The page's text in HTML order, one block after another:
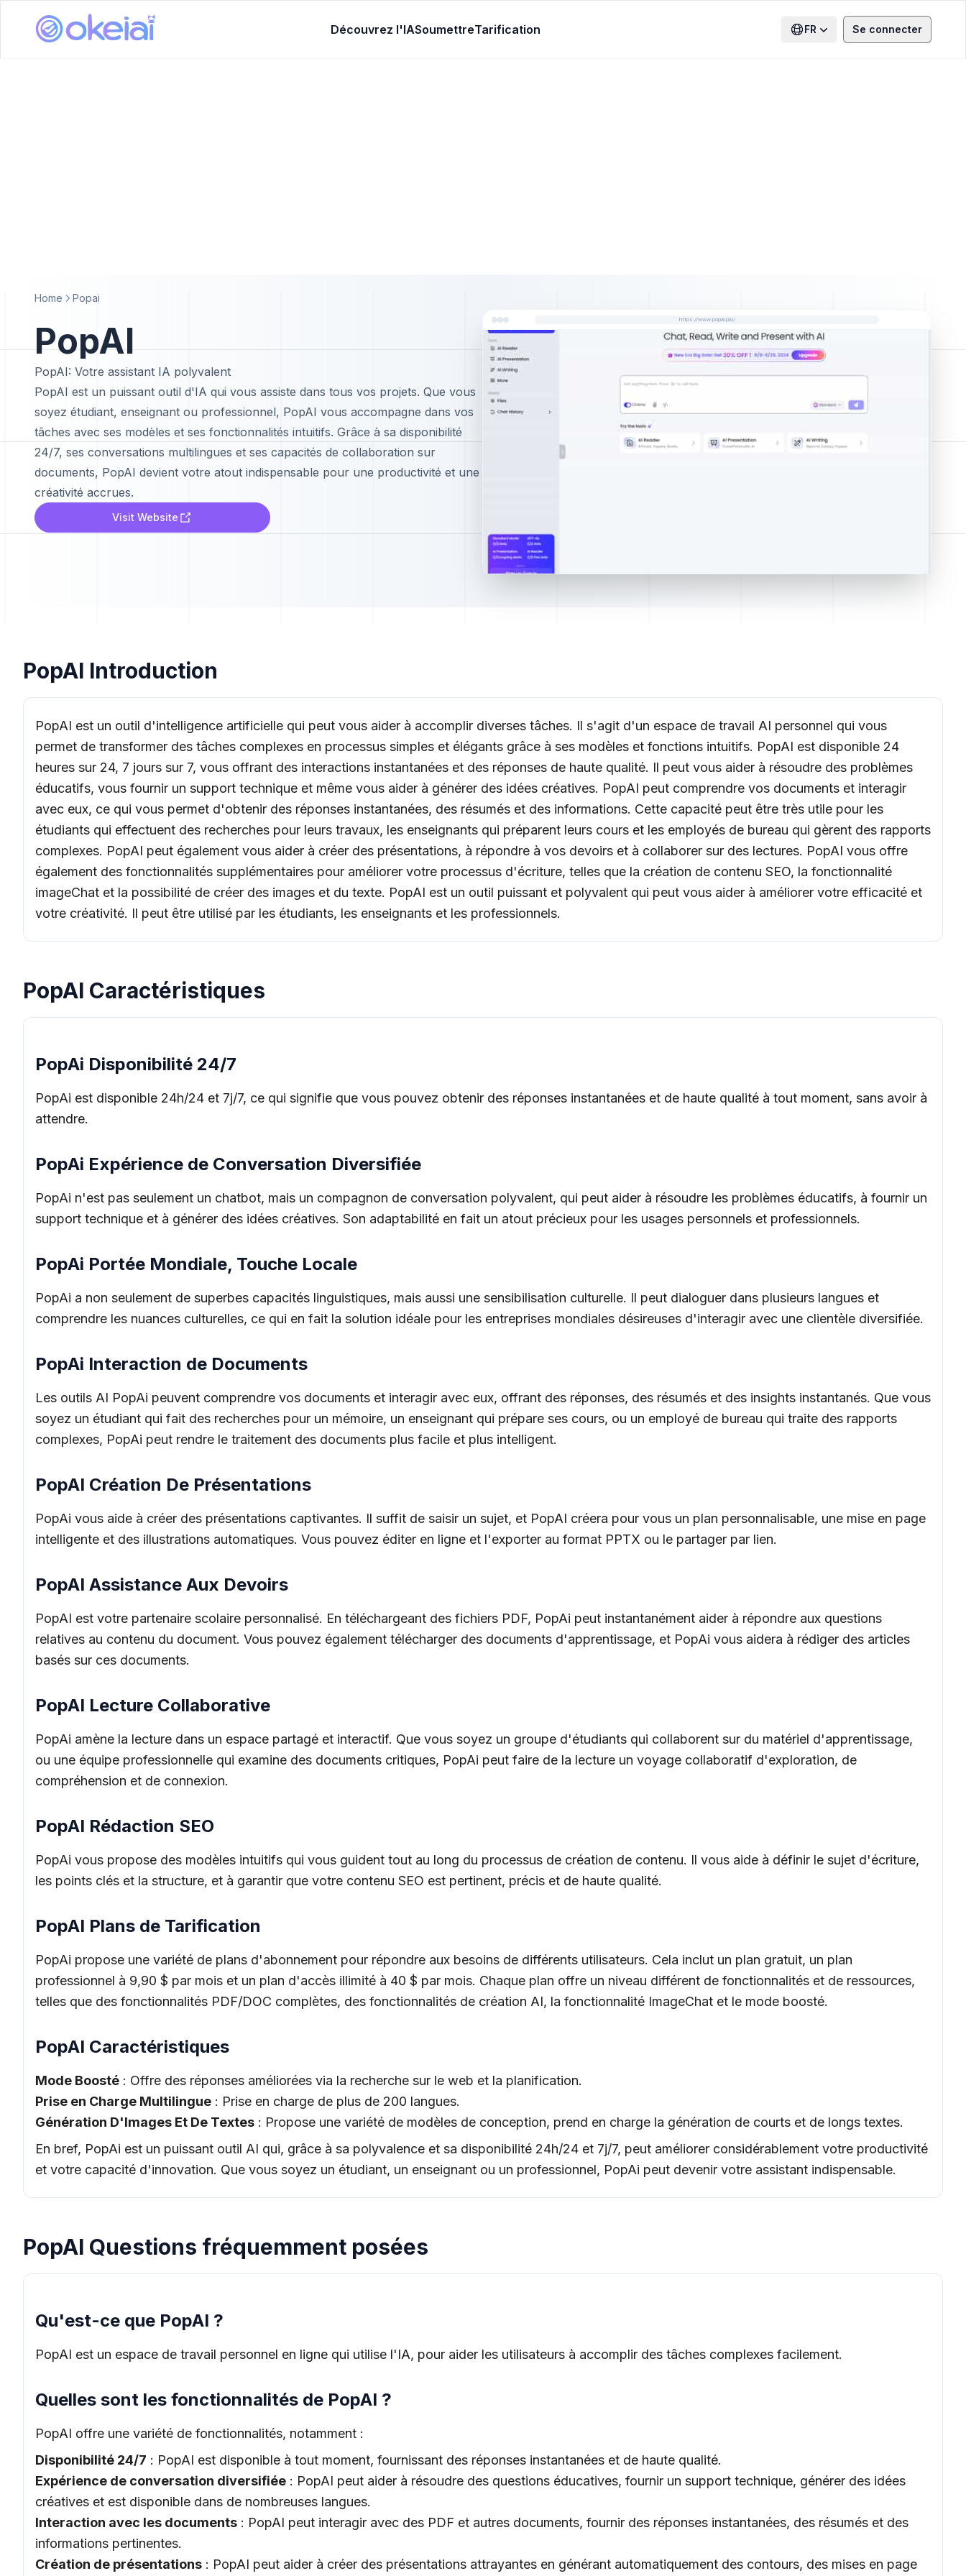
Découvrez l'IASoumettreTarification FR Se connecter
Home Popai
PopAI
PopAI: Votre assistant IA polyvalent
PopAI est un puissant outil d'IA qui vous assiste dans tous vos projets. Que vous
soyez étudiant, enseignant ou professionnel, PopAI vous accompagne dans vos
tâches avec ses modèles et ses fonctionnalités intuitifs. Grâce à sa disponibilité
24/7, ses conversations multilingues et ses capacités de collaboration sur
documents, PopAI devient votre atout indispensable pour une productivité et une
créativité accrues.
Visit Website
https://www.popai.pro/
PopAI Introduction
PopAI est un outil d'intelligence artificielle qui peut vous aider à accomplir diverses tâches. Il s'agit d'un espace de travail AI personnel qui vous
permet de transformer des tâches complexes en processus simples et élégants grâce à ses modèles et fonctions intuitifs. PopAI est disponible 24
heures sur 24, 7 jours sur 7, vous offrant des interactions instantanées et des réponses de haute qualité. Il peut vous aider à résoudre des problèmes
éducatifs, vous fournir un support technique et même vous aider à générer des idées créatives. PopAI peut comprendre vos documents et interagir
avec eux, ce qui vous permet d'obtenir des réponses instantanées, des résumés et des informations. Cette capacité peut être très utile pour les
étudiants qui effectuent des recherches pour leurs travaux, les enseignants qui préparent leurs cours et les employés de bureau qui gèrent des rapports
complexes. PopAI peut également vous aider à créer des présentations, à répondre à vos devoirs et à collaborer sur des lectures. PopAI vous offre
également des fonctionnalités supplémentaires pour améliorer votre processus d'écriture, telles que la création de contenu SEO, la fonctionnalité
imageChat et la possibilité de créer des images et du texte. PopAI est un outil puissant et polyvalent qui peut vous aider à améliorer votre efficacité et
votre créativité. Il peut être utilisé par les étudiants, les enseignants et les professionnels.
PopAI Caractéristiques
PopAi Disponibilité 24/7
PopAi est disponible 24h/24 et 7j/7, ce qui signifie que vous pouvez obtenir des réponses instantanées et de haute qualité à tout moment, sans avoir à
attendre.
PopAi Expérience de Conversation Diversifiée
PopAi n'est pas seulement un chatbot, mais un compagnon de conversation polyvalent, qui peut aider à résoudre les problèmes éducatifs, à fournir un
support technique et à générer des idées créatives. Son adaptabilité en fait un atout précieux pour les usages personnels et professionnels.
PopAi Portée Mondiale, Touche Locale
PopAi a non seulement de superbes capacités linguistiques, mais aussi une sensibilisation culturelle. Il peut dialoguer dans plusieurs langues et
comprendre les nuances culturelles, ce qui en fait la solution idéale pour les entreprises mondiales désireuses d'interagir avec une clientèle diversifiée.
PopAi Interaction de Documents
Les outils AI PopAi peuvent comprendre vos documents et interagir avec eux, offrant des réponses, des résumés et des insights instantanés. Que vous
soyez un étudiant qui fait des recherches pour un mémoire, un enseignant qui prépare ses cours, ou un employé de bureau qui traite des rapports
complexes, PopAi peut rendre le traitement des documents plus facile et plus intelligent.
PopAI Création De Présentations
PopAi vous aide à créer des présentations captivantes. Il suffit de saisir un sujet, et PopAI créera pour vous un plan personnalisable, une mise en page
intelligente et des illustrations automatiques. Vous pouvez éditer en ligne et l'exporter au format PPTX ou le partager par lien.
PopAI Assistance Aux Devoirs
PopAI est votre partenaire scolaire personnalisé. En téléchargeant des fichiers PDF, PopAi peut instantanément aider à répondre aux questions
relatives au contenu du document. Vous pouvez également télécharger des documents d'apprentissage, et PopAi vous aidera à rédiger des articles
basés sur ces documents.
PopAI Lecture Collaborative
PopAi amène la lecture dans un espace partagé et interactif. Que vous soyez un groupe d'étudiants qui collaborent sur du matériel d'apprentissage,
ou une équipe professionnelle qui examine des documents critiques, PopAi peut faire de la lecture un voyage collaboratif d'exploration, de
compréhension et de connexion.
PopAI Rédaction SEO
PopAi vous propose des modèles intuitifs qui vous guident tout au long du processus de création de contenu. Il vous aide à définir le sujet d'écriture,
les points clés et la structure, et à garantir que votre contenu SEO est pertinent, précis et de haute qualité.
PopAI Plans de Tarification
PopAi propose une variété de plans d'abonnement pour répondre aux besoins de différents utilisateurs. Cela inclut un plan gratuit, un plan
professionnel à 9,90 $ par mois et un plan d'accès illimité à 40 $ par mois. Chaque plan offre un niveau différent de fonctionnalités et de ressources,
telles que des fonctionnalités PDF/DOC complètes, des fonctionnalités de création AI, la fonctionnalité ImageChat et le mode boosté.
PopAI Caractéristiques
Mode Boosté : Offre des réponses améliorées via la recherche sur le web et la planification.
Prise en Charge Multilingue : Prise en charge de plus de 200 langues.
Génération D'Images Et De Textes : Propose une variété de modèles de conception, prend en charge la génération de courts et de longs textes.
En bref, PopAi est un puissant outil AI qui, grâce à sa polyvalence et sa disponibilité 24h/24 et 7j/7, peut améliorer considérablement votre productivité
et votre capacité d'innovation. Que vous soyez un étudiant, un enseignant ou un professionnel, PopAi peut devenir votre assistant indispensable.
PopAI Questions fréquemment posées
Qu'est-ce que PopAI ?
PopAI est un espace de travail personnel en ligne qui utilise l'IA, pour aider les utilisateurs à accomplir des tâches complexes facilement.
Quelles sont les fonctionnalités de PopAI ?
PopAI offre une variété de fonctionnalités, notamment :
Disponibilité 24/7 : PopAI est disponible à tout moment, fournissant des réponses instantanées et de haute qualité.
Expérience de conversation diversifiée : PopAI peut aider à résoudre des questions éducatives, fournir un support technique, générer des idées
créatives et est disponible dans de nombreuses langues.
Interaction avec les documents : PopAI peut interagir avec des PDF et autres documents, fournir des réponses instantanées, des résumés et des
informations pertinentes.
Création de présentations : PopAI peut aider à créer des présentations attrayantes en générant automatiquement des contours, des mises en page